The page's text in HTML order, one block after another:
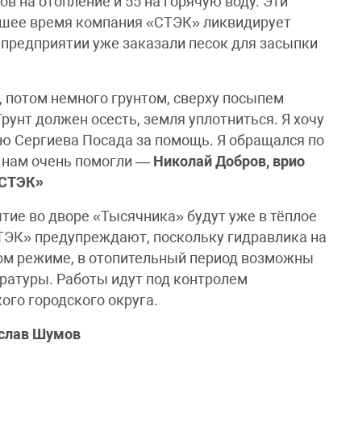
время компания «СТЭК» ликвидирует
уже заказали песок для засыпки
немного грунтом, сверху посыпем
должен осесть, земля уплотниться. Я хочу
Сергиева Посада за помощь. Я обращался по
нам очень помогли — Николай Добров, врио
во дворе «Тысячника» будут уже в тёплое
предупреждают, поскольку гидравлика на
режиме, в отопительный период возможны
Работы идут под контролем
городского округа.
Шумов